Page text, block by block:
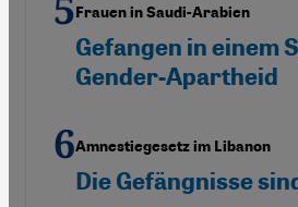
Frauen in Saudi-Arabien
Gefangen in einem
Gender-Apartheid
Amnestiegesetz im Libanon
Die Gefängnisse